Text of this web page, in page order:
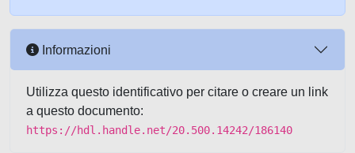
Informazioni
Utilizza questo identificativo per citare o creare un link
a questo documento:
https://hdl.handle.net/20.500.14242/186140